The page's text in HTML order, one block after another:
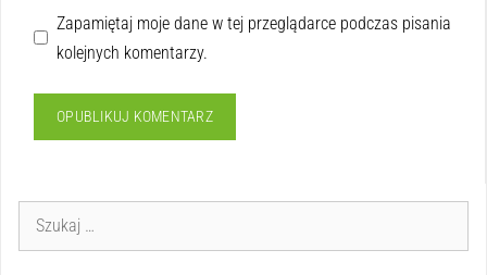
Zapamiętaj moje dane w tej przeglądarce podczas pisania
kolejnych komentarzy.